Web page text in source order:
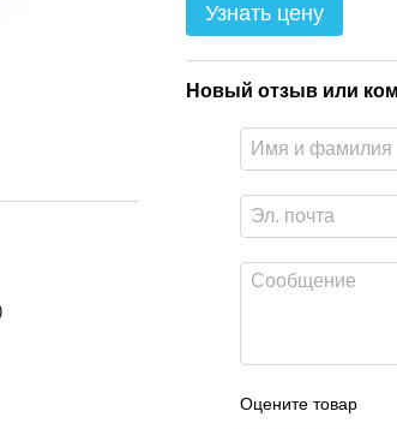
Узнать цену
Новый отзыв или
Оцените товар